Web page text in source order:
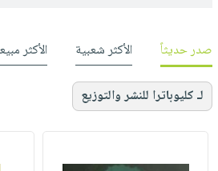
صدر حديثاً الأكثر شعبية الأكثر
لـ كليوباترا للنشر والتوزيع